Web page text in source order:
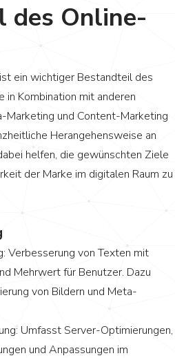
des Online-
ein wichtiger Bestandteil des
Kombination mit anderen
und Content-Marketing
Herangehensweise an
helfen, die gewünschten Ziele
der Marke im digitalen Raum zu
Verbesserung von Texten mit
Mehrwert für Benutzer. Dazu
von Bildern und Meta-
Umfasst Server-Optimierungen,
und Anpassungen im